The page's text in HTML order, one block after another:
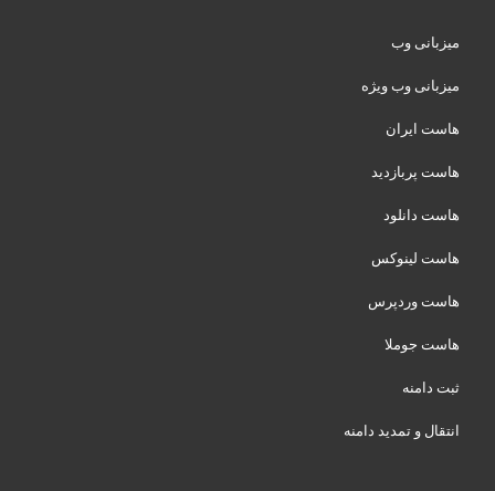
میزبانی وب
میزبانی وب ویژه
هاست ایران
هاست پربازدید
هاست دانلود
هاست لینوکس
هاست وردپرس
هاست جوملا
ثبت دامنه
انتقال و تمدید دامنه